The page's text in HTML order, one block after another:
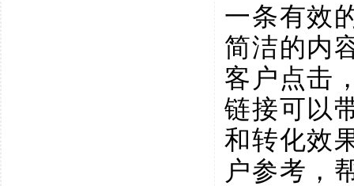
一条有效
简洁的内
客户点击
链接可以
和转化效
户参考，